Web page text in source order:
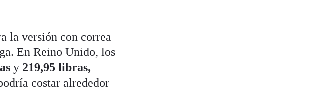
la versión con correa
En Reino Unido, los
y 219,95 libras,
costar alrededor